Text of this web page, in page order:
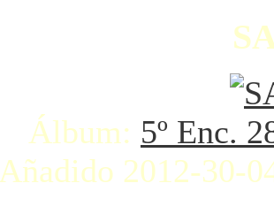
Álbum: 5º Enc.
Añadido 2012-30-